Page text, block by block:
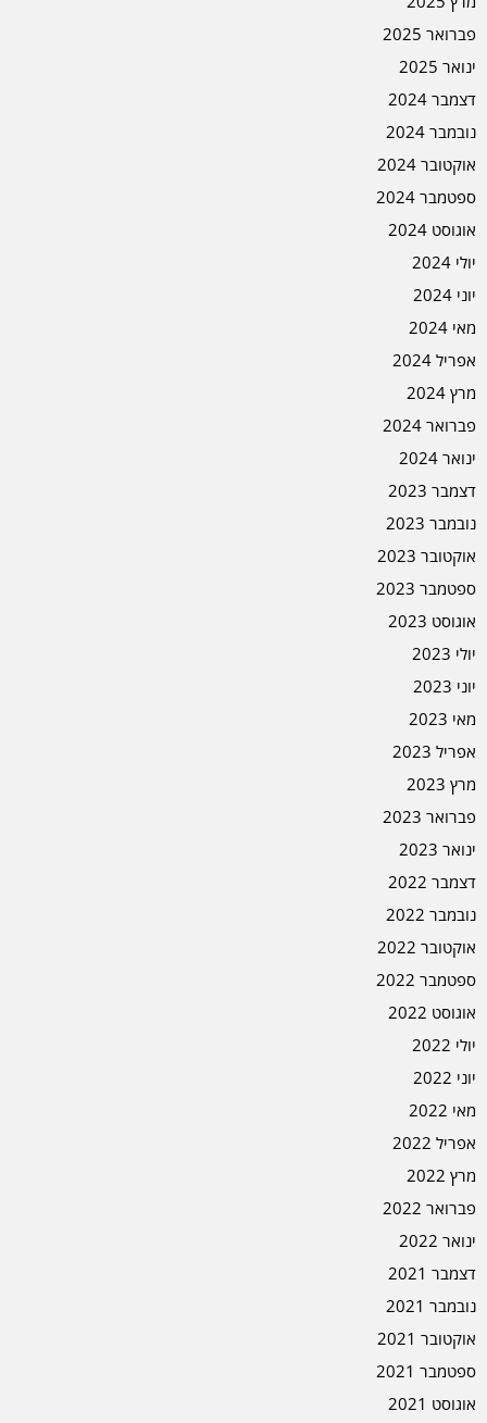
פברואר 2025
ינואר 2025
דצמבר 2024
נובמבר 2024
אוקטובר 2024
ספטמבר 2024
אוגוסט 2024
יולי 2024
יוני 2024
מאי 2024
אפריל 2024
מרץ 2024
פברואר 2024
ינואר 2024
דצמבר 2023
נובמבר 2023
אוקטובר 2023
ספטמבר 2023
אוגוסט 2023
יולי 2023
יוני 2023
מאי 2023
אפריל 2023
מרץ 2023
פברואר 2023
ינואר 2023
דצמבר 2022
נובמבר 2022
אוקטובר 2022
ספטמבר 2022
אוגוסט 2022
יולי 2022
יוני 2022
מאי 2022
אפריל 2022
מרץ 2022
פברואר 2022
ינואר 2022
דצמבר 2021
נובמבר 2021
אוקטובר 2021
ספטמבר 2021
אוגוסט 2021